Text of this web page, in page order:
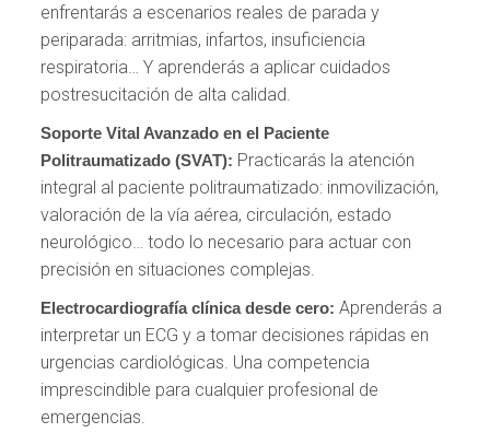
enfrentarás a escenarios reales de parada y
periparada: arritmias, infartos, insuficiencia
respiratoria… Y aprenderás a aplicar cuidados
postresucitación de alta calidad.
Soporte Vital Avanzado en el Paciente
Politraumatizado (SVAT): Practicarás la atención
integral al paciente politraumatizado: inmovilización,
valoración de la vía aérea, circulación, estado
neurológico… todo lo necesario para actuar con
precisión en situaciones complejas.
Electrocardiografía clínica desde cero:Aprenderás a
interpretar un ECG y a tomar decisiones rápidas en
urgencias cardiológicas. Una competencia
imprescindible para cualquier profesional de
emergencias.